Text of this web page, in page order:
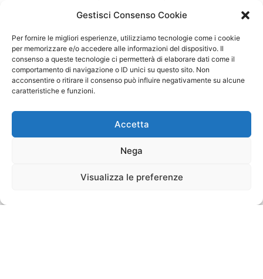
Gestisci Consenso Cookie
Per fornire le migliori esperienze, utilizziamo tecnologie come i cookie
per memorizzare e/o accedere alle informazioni del dispositivo. Il
consenso a queste tecnologie ci permetterà di elaborare dati come il
comportamento di navigazione o ID unici su questo sito. Non
acconsentire o ritirare il consenso può influire negativamente su alcune
caratteristiche e funzioni.
Accetta
Nega
Visualizza le preferenze